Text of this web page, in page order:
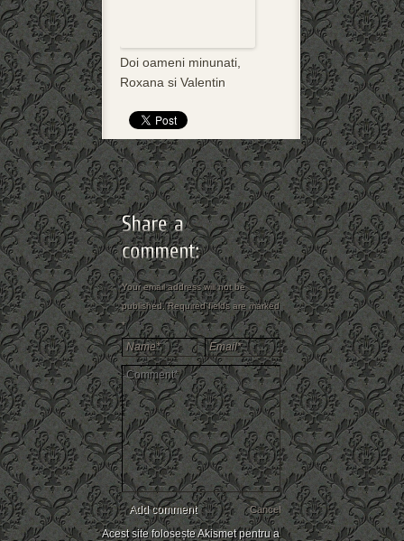
Doi oameni minunati,
Roxana si Valentin
Your email address will not be
published. Required fields are marked
*
Add comment Cancel
Acest site folosește Akismet pentru a